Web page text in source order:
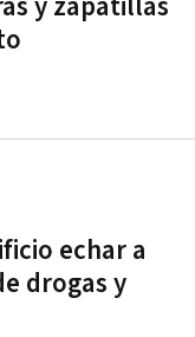
y zapatillas
echar a
drogas y